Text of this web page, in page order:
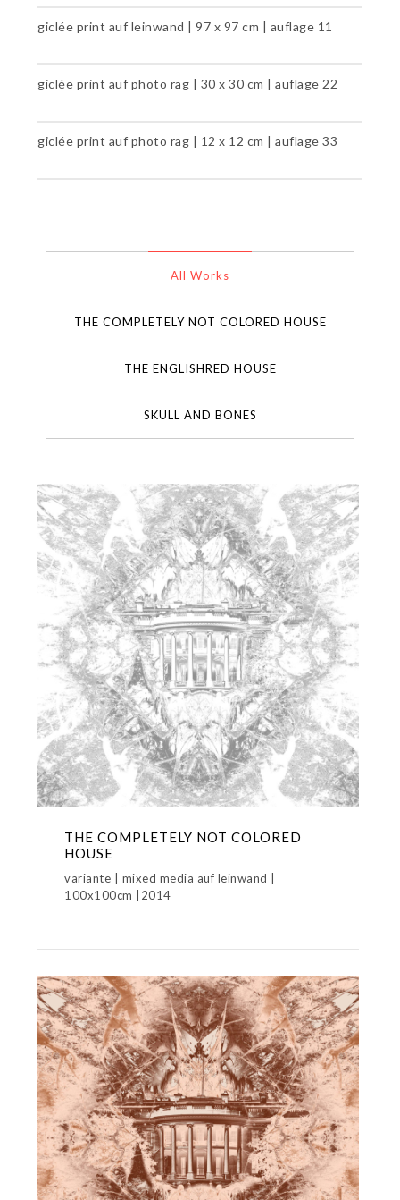
giclée print auf leinwand | 97 x 97 cm | auflage 11
giclée print auf photo rag | 30 x 30 cm | auflage 22
giclée print auf photo rag | 12 x 12 cm | auflage 33
All Works
THE COMPLETELY NOT COLORED HOUSE
THE ENGLISHRED HOUSE
SKULL AND BONES
THE COMPLETELY NOT COLORED
HOUSE
variante | mixed media auf leinwand |
100x100cm |2014